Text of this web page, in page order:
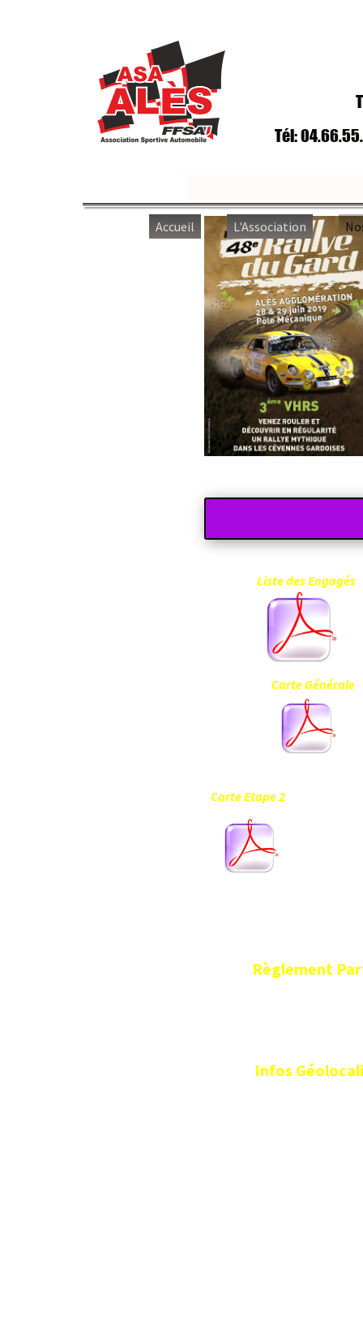
Accueil L'Association
Tél:
Liste des
Carte
Carte Etape 2
Règlement
Infos